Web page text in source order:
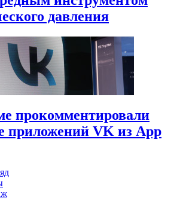
давления
прокомментировали
приложений VK из App